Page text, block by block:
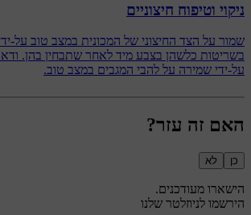
ניקוי וטיפוח חיצוניים
שמור על הצד החיצוני של המכונית במצב טוב על-
בשריטות כלשהן בצבע מיד לאחר שתבחין בהן.
על-ידי שמירה על להבי המגבים במצב טוב.
האם זה עזר?
כן לא